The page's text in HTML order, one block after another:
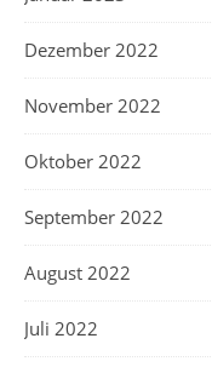
Dezember 2022
November 2022
Oktober 2022
September 2022
August 2022
Juli 2022